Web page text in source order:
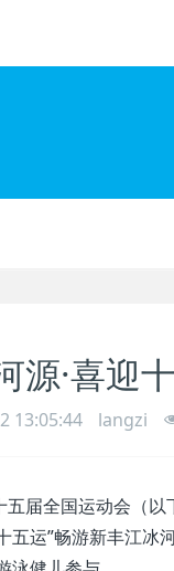
源·喜迎
13:05:44 langzi
五届全国运动会（以
五运”畅游新丰江